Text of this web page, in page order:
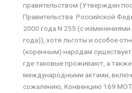
правительством (Утвержден
Правительства Российской
2000 года N 255 (с изменениями
года)), хотя льготы и особое
(коренным) народам существует
где таковые проживают, а также
международными актами,
сожалению, Конвенцию 169 МОТ